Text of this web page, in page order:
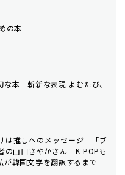
の本
な本 斬新な表現 よむたび、
は推しへのメッセージ 「ブ
の山口さやかさん K-POPも
が韓国文学を翻訳するまで